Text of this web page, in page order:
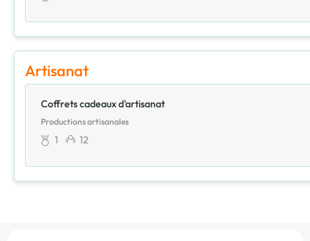
Artisanat
Coffrets cadeaux d'artisanat
Productions artisanales
1 12